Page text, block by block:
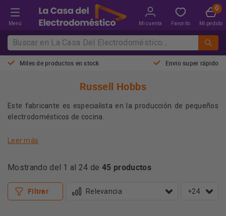
Menú Mi cuenta Favorito Mi pedido
Miles de productos en stock Envio super rápido
Russell Hobbs
Este fabricante es especialista en la producción de pequeños
electrodomésticos de cocina.
Tiene sedes en Failsworth, Greater Manchester, Inglaterra y
La marca surgió para mejorar la calidad de vida y ayudar a las
amas de casa en sus tareas domésticas dentro de la cocina.
Leer más
Mostrando del 1 al 24 de 45 productos
Filtrar +24